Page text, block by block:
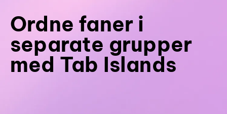
Ordne faner i
separate grupper
med Tab Islands